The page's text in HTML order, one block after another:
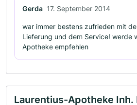
Gerda 17. September 2014
war immer bestens zufrieden mit
Lieferung und dem Service! werde
Apotheke empfehlen
Laurentius-Apotheke Inh.